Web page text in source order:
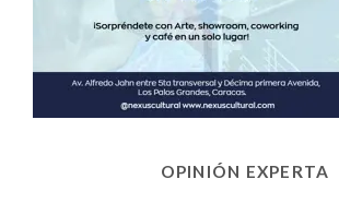
OPINIÓN EXPERTA